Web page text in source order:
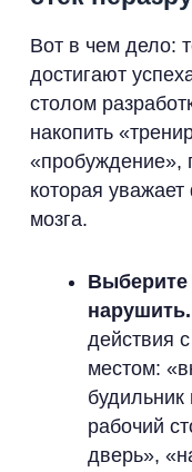
Вот в чем дело:
достигают
столом
накопить
«пробуждение»,
которая
мозга.
Выберите
нарушить.
действия
местом:
будильник
рабочий
дверь»,